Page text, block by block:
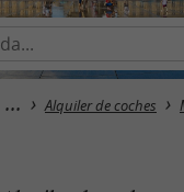
Alquiler de coches